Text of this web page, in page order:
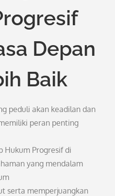
Depan
Baik
peduli akan keadilan dan
peran penting
Hukum Progresif di
yang mendalam
serta memperjuangkan